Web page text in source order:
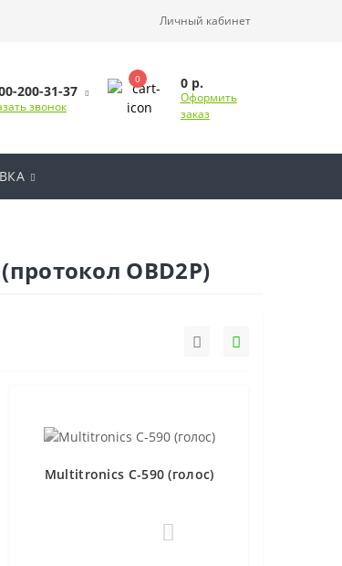
Личный кабинет
200-31-37
звонок
0 0 р.
Оформить
заказ
OBD2P)
Multitronics C-590 (голос)